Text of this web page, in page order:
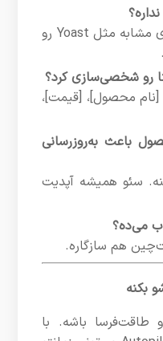
معمولاً نه. ولی بهتره افزونه‌های مشابه مثل Yoast رو
رو شخصی‌سازی کرد؟
[نام محصول]، [قیمت]،
باعث به‌روزرسانی
سئو همیشه آپدیت
می‌ده؟
هم سازگاره.
بکنه
طاقت‌فرسا باشه. با